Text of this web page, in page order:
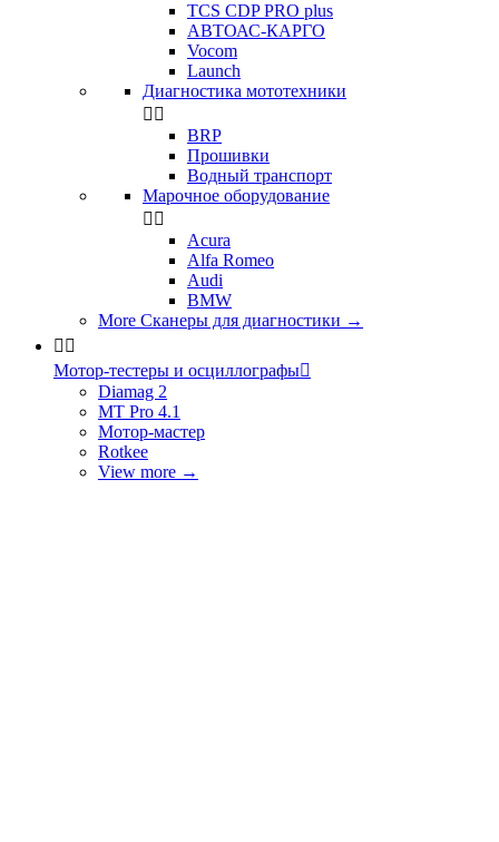
TCS CDP PRO plus
АВТОАС-КАРГО
Vocom
Launch
Диагностика мототехники
 
BRP
Прошивки
Водный транспорт
Марочное оборудование
 
Acura
Alfa Romeo
Audi
BMW
More Сканеры для диагностики →
 
Мотор-тестеры и осциллографы
Diamag 2
MT Pro 4.1
Мотор-мастер
Rotkee
View more →